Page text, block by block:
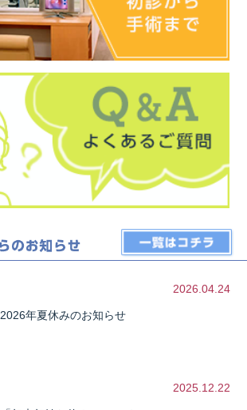
2026.04.24
2026年夏休みのお知らせ
2025.12.22